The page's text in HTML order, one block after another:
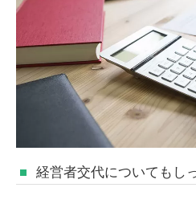
経営者交代についてもし